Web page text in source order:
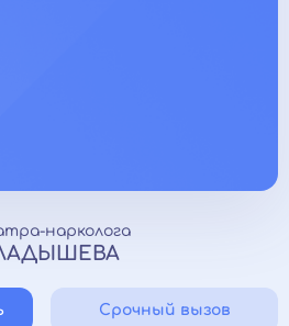
нарколога
Срочный вызов